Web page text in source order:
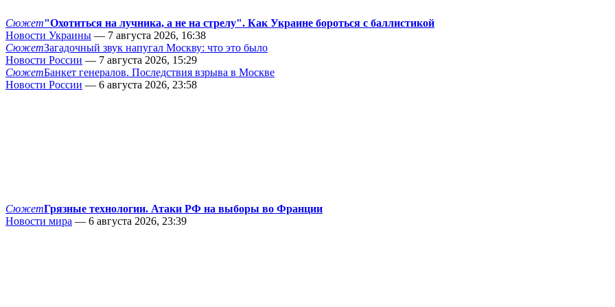
Сюжет"Охотиться на лучника, а не на стрелу". Как Украине бороться с баллистикой
Новости Украины — 7 августа 2026, 16:38
СюжетЗагадочный звук напугал Москву: что это было
Новости России — 7 августа 2026, 15:29
СюжетБанкет генералов. Последствия взрыва в Москве
Новости России — 6 августа 2026, 23:58
СюжетГрязные технологии. Атаки РФ на выборы во Франции
Новости мира — 6 августа 2026, 23:39